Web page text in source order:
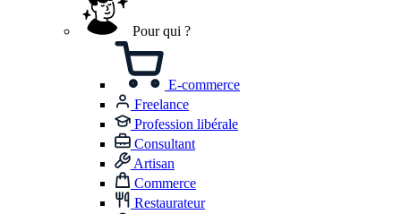
Pour qui ?
E-commerce
Freelance
Profession libérale
Consultant
Artisan
Commerce
Restaurateur